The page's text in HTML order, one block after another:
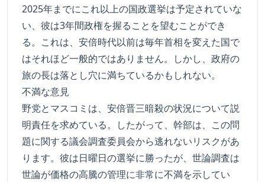
2025年までにこれ以上の国政選挙は予定されていな
い、彼は3年間政権を握ることを望むことができ
る。これは、安倍時代以前は毎年首相を変えた国で
はそれほど一般的ではありません。しかし、政府の
旅の長は落とし穴に満ちているかもしれない。
不満な意見
野党とマスコミは、安倍晋三暗殺の状況について説
明責任を求めている。したがって、幹部は、この問
題に関する議会調査委員会から逃れないリスクがあ
ります。彼は日曜日の選挙に勝ったが、世論調査は
世論が価格の高騰の管理に非常に不満を示してい